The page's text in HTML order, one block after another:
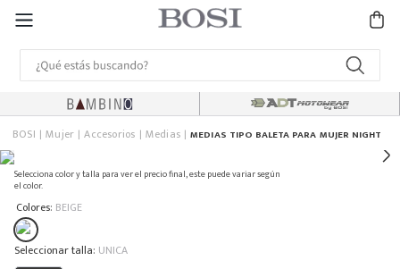
BOSI Mujer Accesorios Medias MEDIAS TIPO BALETA PARA MUJER NIGHT
Selecciona color y talla para ver el precio final, este puede variar según
el color.
Colores: BEIGE
: UNICA